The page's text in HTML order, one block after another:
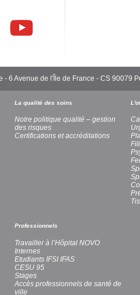
- 6 Avenue de l'Île de France - CS 90079
La qualité des soins
Notre politique qualité – gestion
des risques
Certifications et accréditations
Professionnels
Travailler à l’Hôpital NOVO
Internes
Etudiants IFSI IFAS
CESU 95
Stages
Accès professionnels de santé de
ville